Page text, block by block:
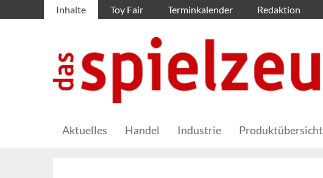
Inhalte Toy Fair Terminkalender Redaktion
Aktuelles Handel Industrie Produktübersicht